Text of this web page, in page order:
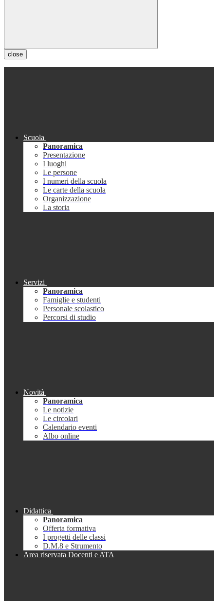
close
Scuola
Panoramica
Presentazione
I luoghi
Le persone
I numeri della scuola
Le carte della scuola
Organizzazione
La storia
Servizi
Panoramica
Famiglie e studenti
Personale scolastico
Percorsi di studio
Novità
Panoramica
Le notizie
Le circolari
Calendario eventi
Albo online
Didattica
Panoramica
Offerta formativa
I progetti delle classi
D.M.8 e Strumento
Area riservata Docenti e ATA